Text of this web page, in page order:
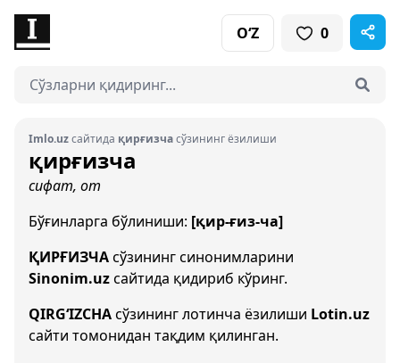
O‘Z 0
Imlo.uzсайтида қирғизчасўзининг ёзилиши
қирғизча
сифат, от
Бўғинларга бўлиниши: [қир-ғиз-ча]
ҚИРҒИЗЧАсўзининг синонимларини
Sinonim.uzсайтида қидириб кўринг.
QIRG‘IZCHAсўзининг лотинча ёзилиши Lotin.uz
сайти томонидан тақдим қилинган.